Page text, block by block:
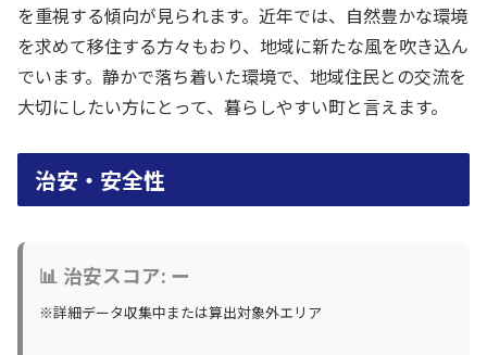
を重視する傾向が見られます。近年では、自然豊かな環境
を求めて移住する方々もおり、地域に新たな風を吹き込ん
でいます。静かで落ち着いた環境で、地域住民との交流を
大切にしたい方にとって、暮らしやすい町と言えます。
治安・安全性
📊 治安スコア: ー
※詳細データ収集中または算出対象外エリア